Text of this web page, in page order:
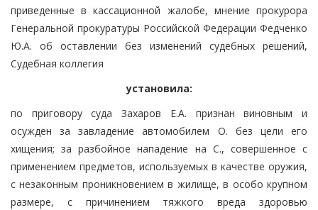
приведенные в кассационной жалобе, мнение прокурора
Генеральной прокуратуры Российской Федерации Федченко
Ю.А. об оставлении без изменений судебных решений,
Судебная коллегия
установила:
по приговору суда Захаров Е.А. признан виновным и
осужден за завладение автомобилем О. без цели его
хищения; за разбойное нападение на С., совершенное с
применением предметов, используемых в качестве оружия,
с незаконным проникновением в жилище, в особо крупном
размере, с причинением тяжкого вреда здоровью